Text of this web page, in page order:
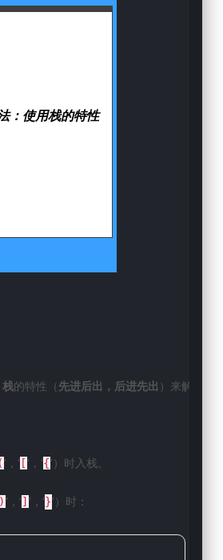
： 使用栈的特性
栈的特性（ 先进后出，后进先出 ）来解题。
(’，‘ [’，‘{’）时入栈。
)’，‘]’，‘}’）时：